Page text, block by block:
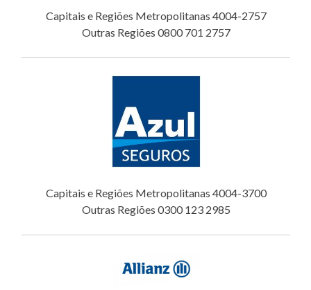
Capitais e Regiões Metropolitanas 4004-2757
Outras Regiões 0800 701 2757
Capitais e Regiões Metropolitanas 4004-3700
Outras Regiões 0300 123 2985